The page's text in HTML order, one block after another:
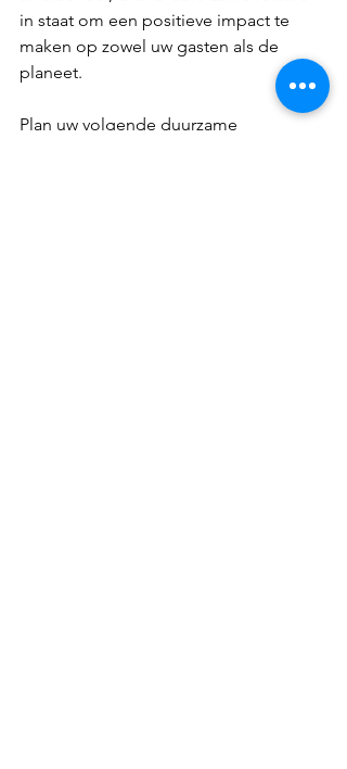
in staat om een positieve impact te
maken op zowel uw gasten als de
planeet.
Plan uw volgende duurzame